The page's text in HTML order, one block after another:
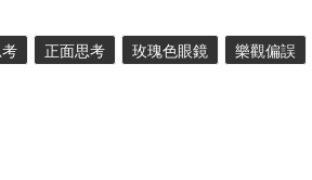
正面思考 玫瑰色眼鏡 樂觀偏誤